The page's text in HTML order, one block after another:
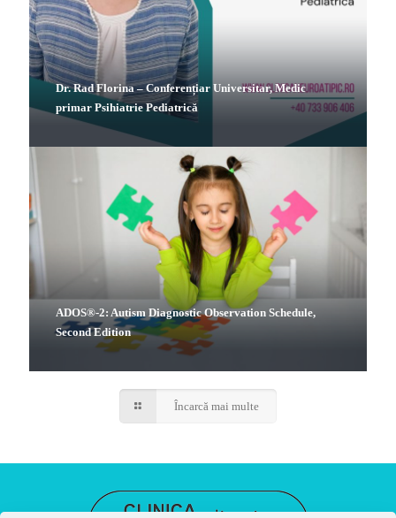
Dr. Rad Florina – Conferențiar Universitar, Medic
primar Psihiatrie Pediatrică
ADOS®-2: Autism Diagnostic Observation Schedule,
Second Edition
Încarcă mai multe